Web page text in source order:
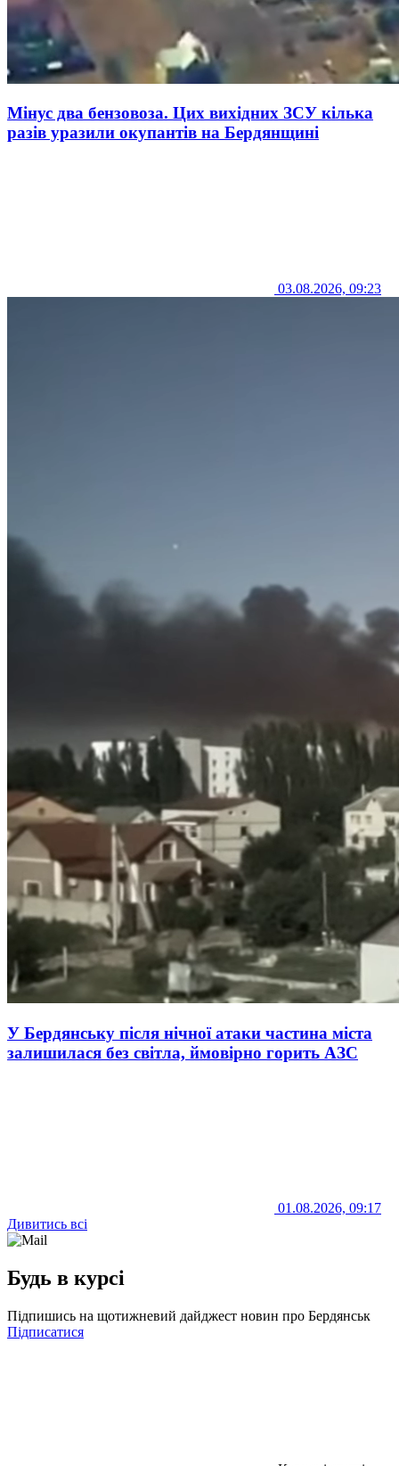
Мінус два бензовоза. Цих вихідних ЗСУ кілька
разів уразили окупантів на Бердянщині
03.08.2026, 09:23
У Бердянську після нічної атаки частина міста
залишилася без світла, ймовірно горить АЗС
01.08.2026, 09:17
Дивитись всі
Будь в курсі
Підпишись на щотижневий дайджест новин про Бердянськ
Підписатися